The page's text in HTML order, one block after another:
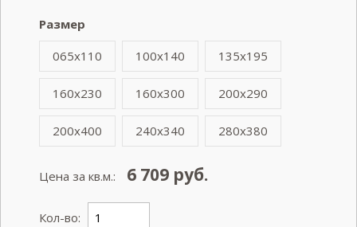
Размер
065x110
100x140 135x195
160x230 160x300 200x290
200x400 240x340 280x380
Цена за кв.м.: 6 709 руб.
Кол-во: